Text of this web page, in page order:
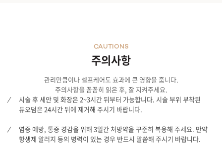
주의사항
CAUTIONS
관리만큼이나 셀프케어도 효과에 큰 영향을 줍니다.
주의사항을 꼼꼼히 읽은 후, 잘 지켜주세요.
시술 후 세안 및 화장은 2~3시간 뒤부터 가능합니다. 시술 부위 부착된
듀오덤은 24시간 뒤에 제거해 주시기 바랍니다.
염증 예방, 통증 경감을 위해 3일간 처방약을 꾸준히 복용해 주세요. 만약
항생제 알러지 등의 병력이 있는 경우 반드시 말씀해 주시기 바랍니다.